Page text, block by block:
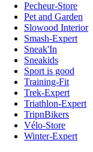
Pecheur-Store
Pet and Garden
Slowood Interior
Smash-Expert
Sneak'In
Sneakids
Sport is good
Training-Fit
Trek-Expert
Triathlon-Expert
TripnBikers
Vélo-Store
Winter-Expert